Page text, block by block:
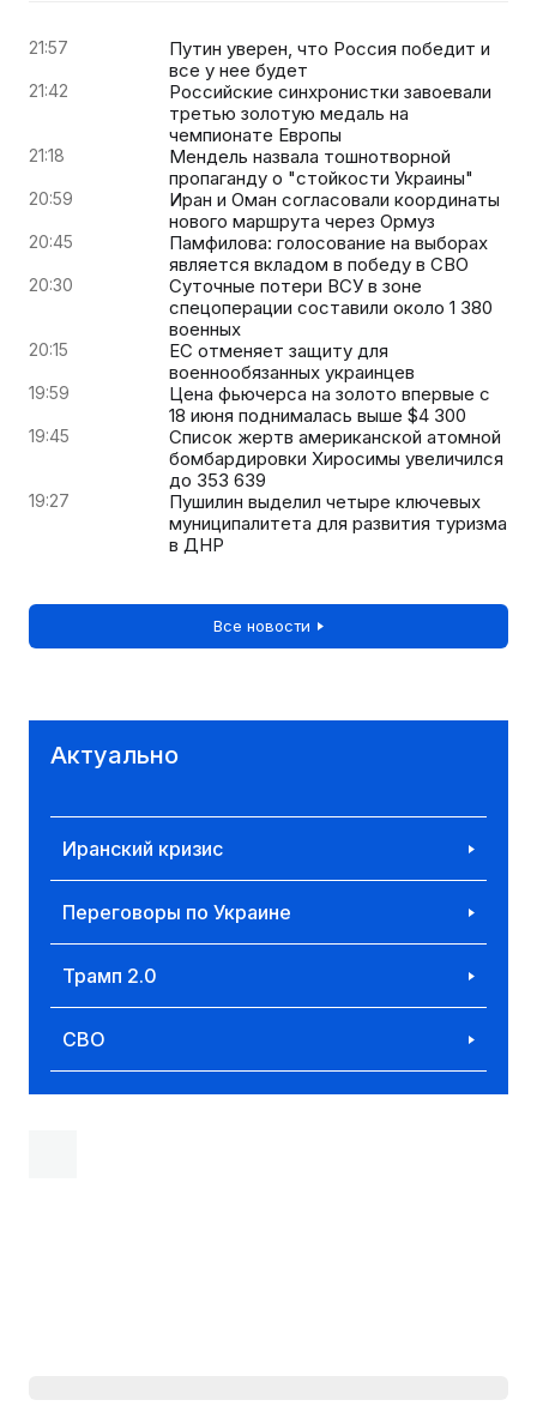
21:57
Путин уверен, что Россия победит и
все у нее будет
21:42
Российские синхронистки завоевали
третью золотую медаль на
чемпионате Европы
21:18
Мендель назвала тошнотворной
пропаганду о "стойкости Украины"
20:59
Иран и Оман согласовали координаты
нового маршрута через Ормуз
20:45
Памфилова: голосование на выборах
является вкладом в победу в СВО
20:30
Суточные потери ВСУ в зоне
спецоперации составили около 1 380
военных
20:15
ЕС отменяет защиту для
военнообязанных украинцев
19:59
Цена фьючерса на золото впервые с
18 июня поднималась выше $4 300
19:45
Список жертв американской атомной
бомбардировки Хиросимы увеличился
до 353 639
19:27
Пушилин выделил четыре ключевых
муниципалитета для развития туризма
в ДНР
Все новости
Актуально
Иранский кризис
Переговоры по Украине
Трамп 2.0
СВО